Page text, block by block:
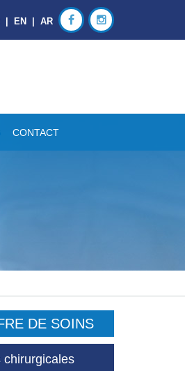
AR
EN
CONTACT
DE SOINS
chirurgicales